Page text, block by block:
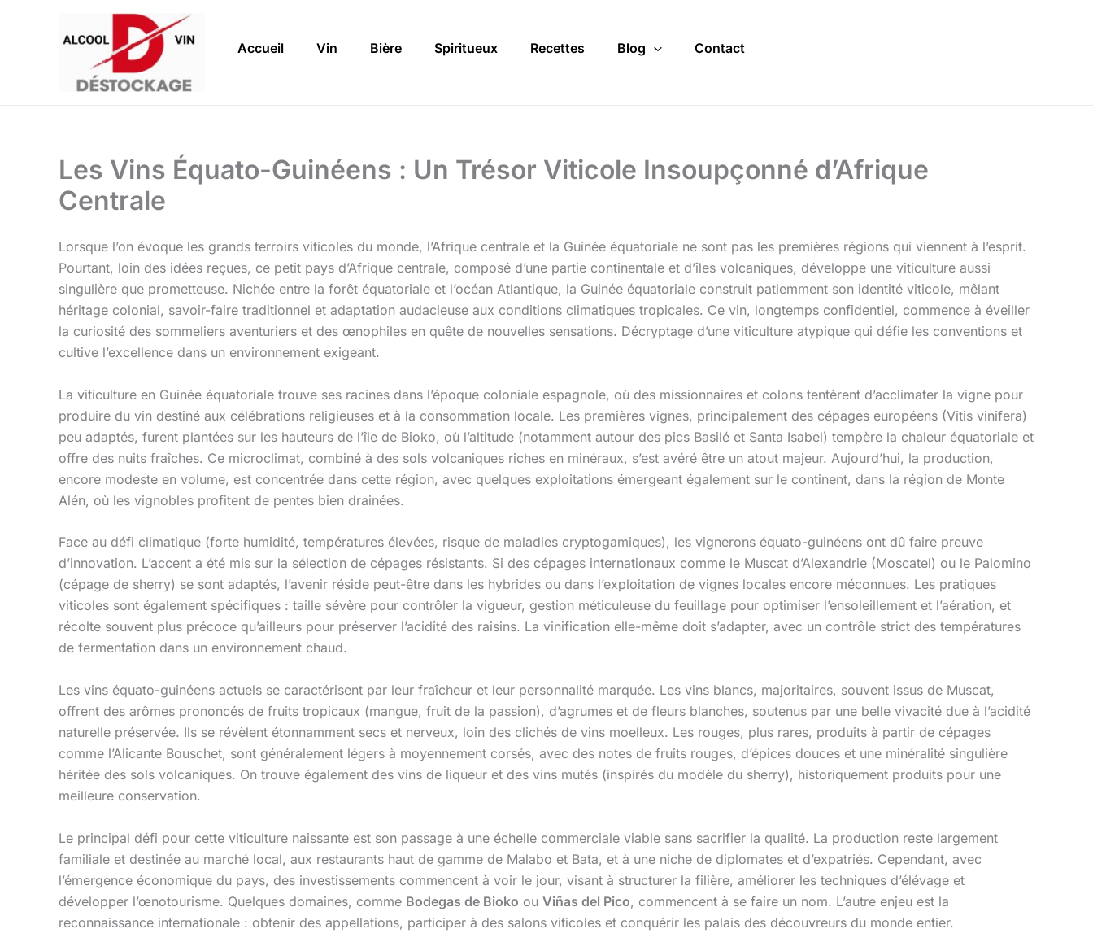
Accueil Vin Bière Spiritueux Recettes Blog Contact
Les Vins Équato-Guinéens : Un Trésor Viticole Insoupçonné d’Afrique
Centrale
Lorsque l’on évoque les grands terroirs viticoles du monde, l’Afrique centrale et la Guinée équatoriale ne sont pas les premières régions qui viennent à l’esprit.
Pourtant, loin des idées reçues, ce petit pays d’Afrique centrale, composé d’une partie continentale et d’îles volcaniques, développe une viticulture aussi
singulière que prometteuse. Nichée entre la forêt équatoriale et l’océan Atlantique, la Guinée équatoriale construit patiemment son identité viticole, mêlant
héritage colonial, savoir-faire traditionnel et adaptation audacieuse aux conditions climatiques tropicales. Ce vin, longtemps confidentiel, commence à éveiller
la curiosité des sommeliers aventuriers et des œnophiles en quête de nouvelles sensations. Décryptage d’une viticulture atypique qui défie les conventions et
cultive l’excellence dans un environnement exigeant.
La viticulture en Guinée équatoriale trouve ses racines dans l’époque coloniale espagnole, où des missionnaires et colons tentèrent d’acclimater la vigne pour
produire du vin destiné aux célébrations religieuses et à la consommation locale. Les premières vignes, principalement des cépages européens (Vitis vinifera)
peu adaptés, furent plantées sur les hauteurs de l’île de Bioko, où l’altitude (notamment autour des pics Basilé et Santa Isabel) tempère la chaleur équatoriale et
offre des nuits fraîches. Ce microclimat, combiné à des sols volcaniques riches en minéraux, s’est avéré être un atout majeur. Aujourd’hui, la production,
encore modeste en volume, est concentrée dans cette région, avec quelques exploitations émergeant également sur le continent, dans la région de Monte
Alén, où les vignobles profitent de pentes bien drainées.
Face au défi climatique (forte humidité, températures élevées, risque de maladies cryptogamiques), les vignerons équato-guinéens ont dû faire preuve
d’innovation. L’accent a été mis sur la sélection de cépages résistants. Si des cépages internationaux comme le Muscat d’Alexandrie (Moscatel) ou le Palomino
(cépage de sherry) se sont adaptés, l’avenir réside peut-être dans les hybrides ou dans l’exploitation de vignes locales encore méconnues. Les pratiques
viticoles sont également spécifiques : taille sévère pour contrôler la vigueur, gestion méticuleuse du feuillage pour optimiser l’ensoleillement et l’aération, et
récolte souvent plus précoce qu’ailleurs pour préserver l’acidité des raisins. La vinification elle-même doit s’adapter, avec un contrôle strict des températures
de fermentation dans un environnement chaud.
Les vins équato-guinéens actuels se caractérisent par leur fraîcheur et leur personnalité marquée. Les vins blancs, majoritaires, souvent issus de Muscat,
offrent des arômes prononcés de fruits tropicaux (mangue, fruit de la passion), d’agrumes et de fleurs blanches, soutenus par une belle vivacité due à l’acidité
naturelle préservée. Ils se révèlent étonnamment secs et nerveux, loin des clichés de vins moelleux. Les rouges, plus rares, produits à partir de cépages
comme l’Alicante Bouschet, sont généralement légers à moyennement corsés, avec des notes de fruits rouges, d’épices douces et une minéralité singulière
héritée des sols volcaniques. On trouve également des vins de liqueur et des vins mutés (inspirés du modèle du sherry), historiquement produits pour une
meilleure conservation.
Le principal défi pour cette viticulture naissante est son passage à une échelle commerciale viable sans sacrifier la qualité. La production reste largement
familiale et destinée au marché local, aux restaurants haut de gamme de Malabo et Bata, et à une niche de diplomates et d’expatriés. Cependant, avec
l’émergence économique du pays, des investissements commencent à voir le jour, visant à structurer la filière, améliorer les techniques d’élévage et
développer l’œnotourisme. Quelques domaines, comme Bodegas de Bioko ou Viñas del Pico, commencent à se faire un nom. L’autre enjeu est la
reconnaissance internationale : obtenir des appellations, participer à des salons viticoles et conquérir les palais des découvreurs du monde entier.